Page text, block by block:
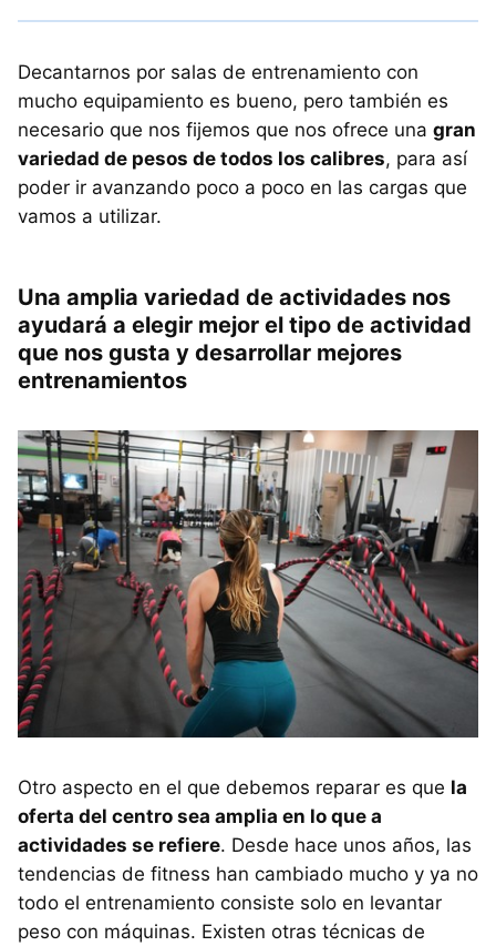
Decantarnos por salas de entrenamiento con
mucho equipamiento es bueno, pero también es
necesario que nos fijemos que nos ofrece una gran
variedad de pesos de todos los calibres, para así
poder ir avanzando poco a poco en las cargas que
vamos a utilizar.
Una amplia variedad de actividades nos
ayudará a elegir mejor el tipo de actividad
que nos gusta y desarrollar mejores
entrenamientos
Otro aspecto en el que debemos reparar es que la
oferta del centro sea amplia en lo que a
actividades se refiere. Desde hace unos años, las
tendencias de fitness han cambiado mucho y ya no
todo el entrenamiento consiste solo en levantar
peso con máquinas. Existen otras técnicas de